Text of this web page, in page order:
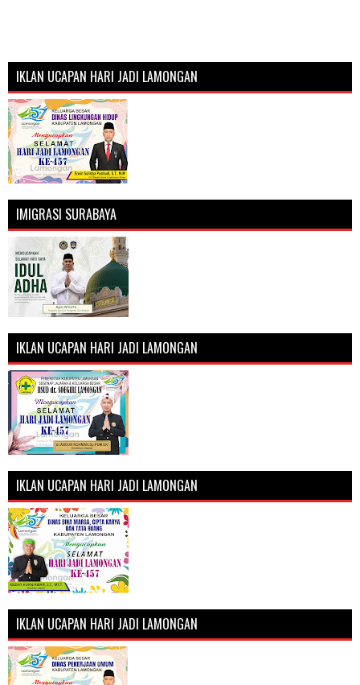
IKLAN UCAPAN HARI JADI LAMONGAN
IMIGRASI SURABAYA
IKLAN UCAPAN HARI JADI LAMONGAN
IKLAN UCAPAN HARI JADI LAMONGAN
IKLAN UCAPAN HARI JADI LAMONGAN